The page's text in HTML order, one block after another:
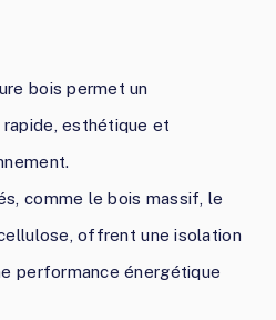
bois permet un
esthétique et
comme le bois massif, le
offrent une isolation
performance énergétique